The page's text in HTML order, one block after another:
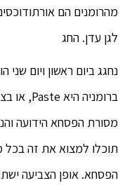
מהרומנים הם
לגן עדן. החג
נחגג ביום ראשון ויום
ברומניה היא Paste, או בצורה אחרת שלו Pasti.
מסורת הפסחא הידועה
תוכלו למצוא את זה בכל
הפסחא. אופן הצביעה